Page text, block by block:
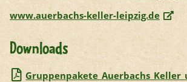
www.auerbachs-keller-leipzig.de
Downloads